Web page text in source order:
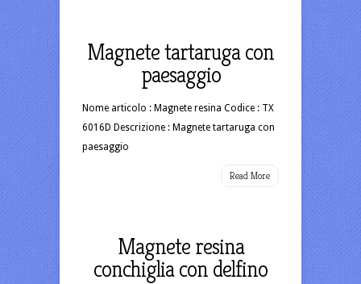
Magnete tartaruga con
paesaggio
Nome articolo : Magnete resina Codice : TX
6016D Descrizione : Magnete tartaruga con
paesaggio
Read More
Magnete resina
conchiglia con delfino